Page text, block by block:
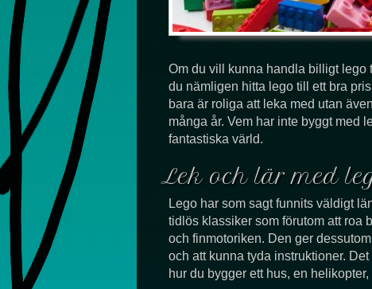
Om du vill kunna handla billigt lego
du nämligen hitta lego till ett bra
bara är roliga att leka med utan
många år. Vem har inte byggt med
fantastiska värld.
Lek och lär med
Lego har som sagt funnits väldigt
tidlös klassiker som förutom att roa
och finmotoriken. Den ger
och att kunna tyda instruktioner.
hur du bygger ett hus, en